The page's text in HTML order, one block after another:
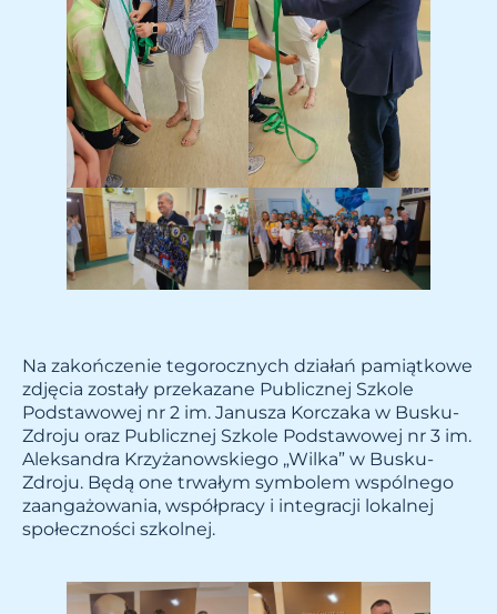
Na zakończenie tegorocznych działań pamiątkowe
zdjęcia zostały przekazane Publicznej Szkole
Podstawowej nr 2 im. Janusza Korczaka w Busku-
Zdroju oraz Publicznej Szkole Podstawowej nr 3 im.
Aleksandra Krzyżanowskiego „Wilka” w Busku-
Zdroju. Będą one trwałym symbolem wspólnego
zaangażowania, współpracy i integracji lokalnej
społeczności szkolnej.